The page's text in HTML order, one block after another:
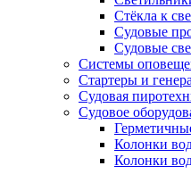
Стёкла к
Судовые
Судовые
Системы
Стартеры и
Судовая
Судовое
Колонки
Колонки